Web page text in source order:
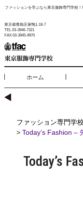
ファッションを学ぶなら東京服飾専門学校
東京都豊島区巣鴨1-19-7
TEL 03-3946-7321
FAX 03-3945-9970
ホーム
ファッション専門学
> Today’s Fashion –
Today’s